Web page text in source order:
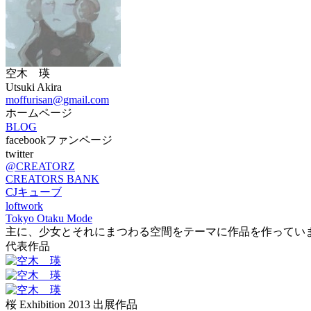
空木 瑛
Utsuki Akira
moffurisan@gmail.com
ホームページ
BLOG
facebookファンページ
twitter
@CREATORZ
CREATORS BANK
CJキューブ
loftwork
Tokyo Otaku Mode
主に、少女とそれにまつわる空間をテーマに作品を作ってい
代表作品
桜 Exhibition 2013 出展作品